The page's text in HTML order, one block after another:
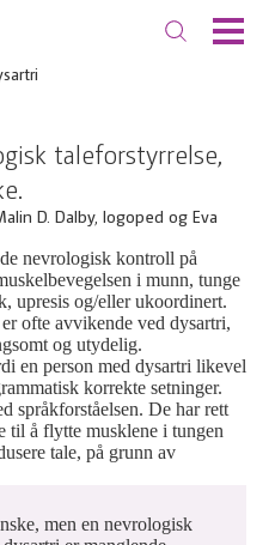
taleforstyrrelse,
D. Dalby, logoped og Eva
nevrologisk kontroll på
i munn, tunge
upresis og/eller ukoordinert.
ofte avvikende ved dysartri,
og utydelig.
en person med dysartri likevel
korrekte setninger.
språkforståelsen. De har rett
til å flytte musklene i tungen
tale, på grunn av
men en nevrologisk